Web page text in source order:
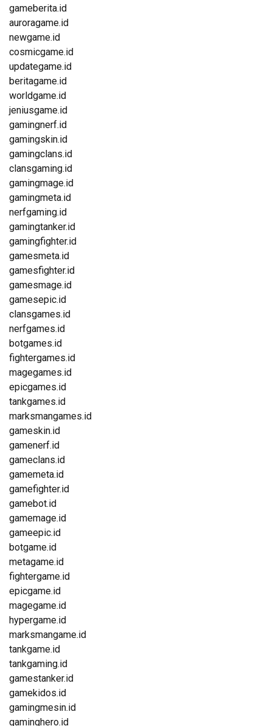
gameberita.id
auroragame.id
newgame.id
cosmicgame.id
updategame.id
beritagame.id
worldgame.id
jeniusgame.id
gamingnerf.id
gamingskin.id
gamingclans.id
clansgaming.id
gamingmage.id
gamingmeta.id
nerfgaming.id
gamingtanker.id
gamingfighter.id
gamesmeta.id
gamesfighter.id
gamesmage.id
gamesepic.id
clansgames.id
nerfgames.id
botgames.id
fightergames.id
magegames.id
epicgames.id
tankgames.id
marksmangames.id
gameskin.id
gamenerf.id
gameclans.id
gamemeta.id
gamefighter.id
gamebot.id
gamemage.id
gameepic.id
botgame.id
metagame.id
fightergame.id
epicgame.id
magegame.id
hypergame.id
marksmangame.id
tankgame.id
tankgaming.id
gamestanker.id
gamekidos.id
gamingmesin.id
gaminghero.id